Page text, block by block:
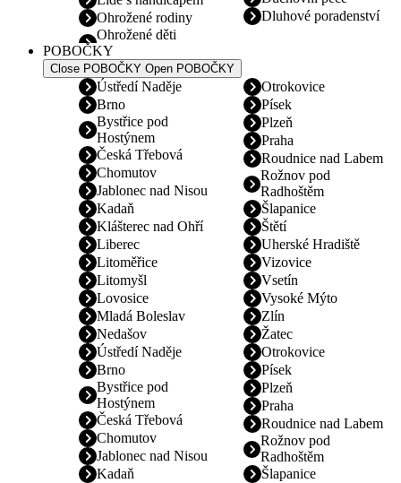
Ohrožené rodiny
Ohrožené děti
Dluhové poradenství
POBOČKY
Close POBOČKY Open POBOČKY
Ústředí Naděje
Brno
Bystřice pod
Hostýnem
Česká Třebová
Chomutov
Jablonec nad Nisou
Kadaň
Klášterec nad Ohří
Liberec
Litoměřice
Litomyšl
Lovosice
Mladá Boleslav
Nedašov
Otrokovice
Písek
Plzeň
Praha
Roudnice nad Labem
Rožnov pod
Radhoštěm
Šlapanice
Štětí
Uherské Hradiště
Vizovice
Vsetín
Vysoké Mýto
Zlín
Žatec
Ústředí Naděje
Brno
Bystřice pod
Hostýnem
Česká Třebová
Chomutov
Jablonec nad Nisou
Kadaň
Otrokovice
Písek
Plzeň
Praha
Roudnice nad Labem
Rožnov pod
Radhoštěm
Šlapanice